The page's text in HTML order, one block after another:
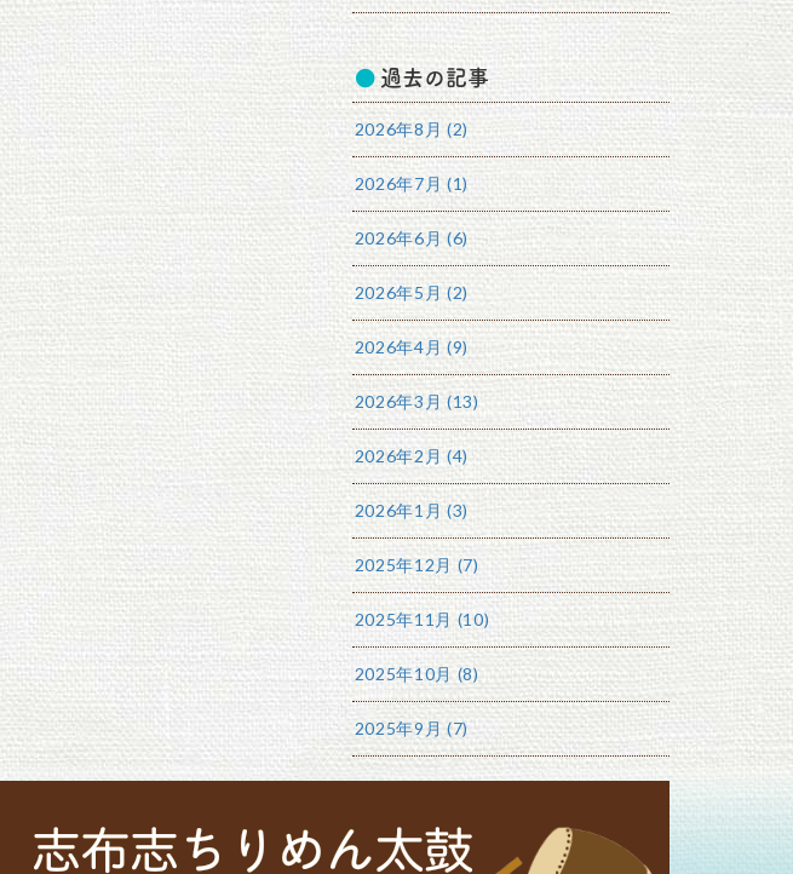
過去の記事
2026年8月 (2)
2026年7月 (1)
2026年6月 (6)
2026年5月 (2)
2026年4月 (9)
2026年3月 (13)
2026年2月 (4)
2026年1月 (3)
2025年12月 (7)
2025年11月 (10)
2025年10月 (8)
2025年9月 (7)